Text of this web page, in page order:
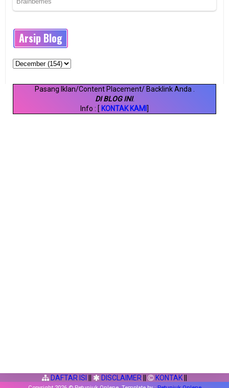
Arsip Blog
Pasang Iklan/Content Placement/ Backlink Anda
DI BLOG INI.
Info : [ KONTAK KAMI ]
DAFTAR ISI DISCLAIMER KONTAK